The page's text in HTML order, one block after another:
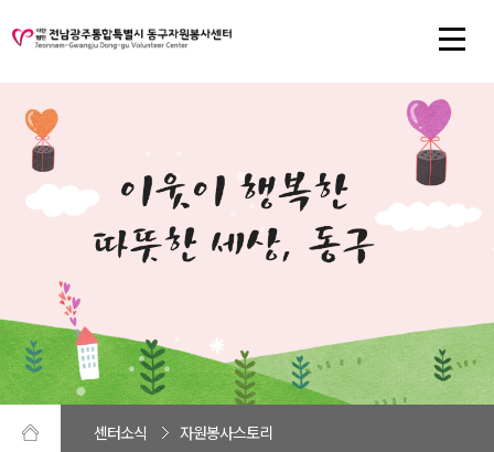
센터소식 자원봉사스토리